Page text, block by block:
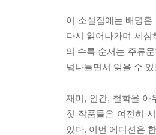
이 소설집에는 배명
다시 읽어나가며 세
의 수록 순서는 주류
넘나들면서 읽을 수
재미, 인간, 철학을 아
첫 작품들은 여전히
있다. 이번 에디션은